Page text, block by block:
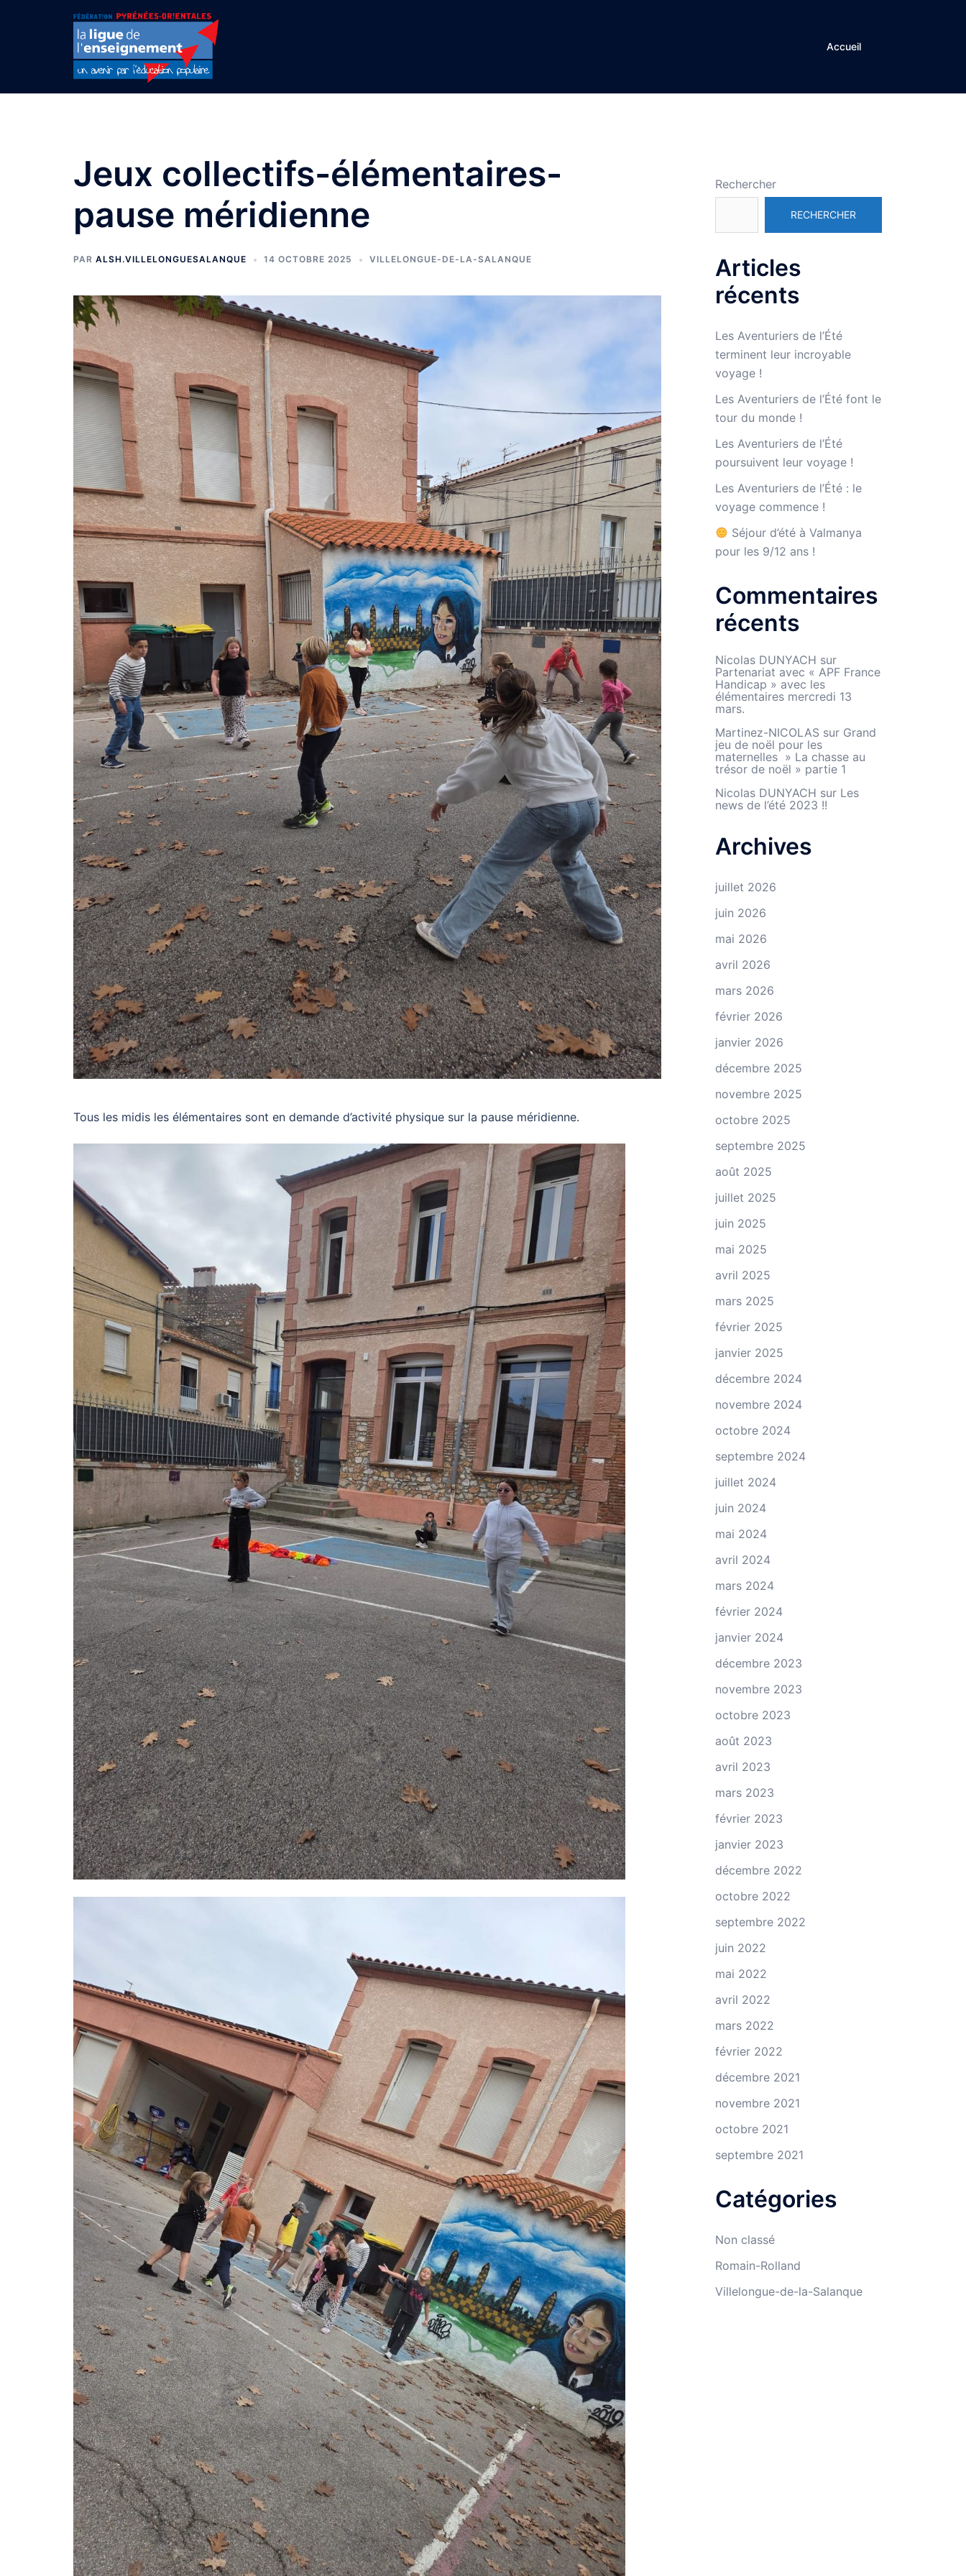
Accueil
Jeux collectifs-élémentaires-
pause méridienne
PAR ALSH.VILLELONGUESALANQUE 14 OCTOBRE 2025 VILLELONGUE-DE-LA-SALANQUE
Tous les midis les élémentaires sont en demande d’activité physique sur la pause méridienne.
Rechercher
RECHERCHER
Articles
récents
Les Aventuriers de l’Été
terminent leur incroyable
voyage !
Les Aventuriers de l’Été font le
tour du monde !
Les Aventuriers de l’Été
poursuivent leur voyage !
Les Aventuriers de l’Été : le
voyage commence !
Séjour d’été à Valmanya
pour les 9/12 ans !
Commentaires
récents
Nicolas DUNYACH sur
Partenariat avec « APF France
Handicap » avec les
élémentaires mercredi 13
mars.
Martinez-NICOLASsur Grand
jeu de noël pour les
maternelles » La chasse au
trésor de noël » partie 1
Nicolas DUNYACH sur Les
news de l’été 2023 !!
Archives
juillet 2026
juin 2026
mai 2026
avril 2026
mars 2026
février 2026
janvier 2026
décembre 2025
novembre 2025
octobre 2025
septembre 2025
août 2025
juillet 2025
juin 2025
mai 2025
avril 2025
mars 2025
février 2025
janvier 2025
décembre 2024
novembre 2024
octobre 2024
septembre 2024
juillet 2024
juin 2024
mai 2024
avril 2024
mars 2024
février 2024
janvier 2024
décembre 2023
novembre 2023
octobre 2023
août 2023
avril 2023
mars 2023
février 2023
janvier 2023
décembre 2022
octobre 2022
septembre 2022
juin 2022
mai 2022
avril 2022
mars 2022
février 2022
décembre 2021
novembre 2021
octobre 2021
septembre 2021
Catégories
Non classé
Romain-Rolland
Villelongue-de-la-Salanque